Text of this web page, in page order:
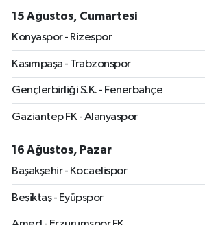
15 Ağustos, Cumartesi
Konyaspor - Rizespor
Kasımpaşa - Trabzonspor
Gençlerbirliği S.K. - Fenerbahçe
Gaziantep FK - Alanyaspor
16 Ağustos, Pazar
Başakşehir - Kocaelispor
Beşiktaş - Eyüpspor